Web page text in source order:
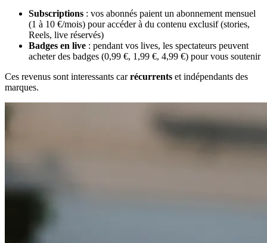
Subscriptions : vos abonnés paient un abonnement mensuel
(1 à 10 €/mois) pour accéder à du contenu exclusif (stories,
Reels, live réservés)
Badges en live : pendant vos lives, les spectateurs peuvent
acheter des badges (0,99 €, 1,99 €, 4,99 €) pour vous soutenir
Ces revenus sont interessants carrécurrents et indépendants des
marques.